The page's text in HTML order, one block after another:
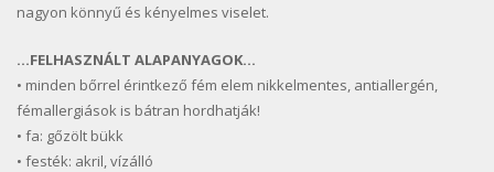
nagyon könnyű és kényelmes viselet.
…FELHASZNÁLT ALAPANYAGOK…
• minden bőrrel érintkező fém elem nikkelmentes, antiallergén,
fémallergiások is bátran hordhatják!
• fa: gőzölt bükk
• festék: akril, vízálló